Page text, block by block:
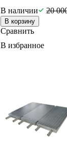
В наличии 20
В корзину
Сравнить
В избранное